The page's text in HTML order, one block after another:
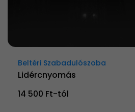
Beltéri Szabadulószoba
Lidércnyomás
14 500 Ft-tól